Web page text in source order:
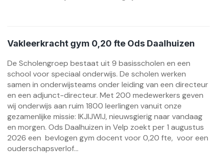
Vakleerkracht gym 0,20 fte Ods Daalhuizen
De Scholengroep bestaat uit 9 basisscholen en een
school voor speciaal onderwijs. De scholen werken
samen in onderwijsteams onder leiding van een directeur
en een adjunct-directeur. Met 200 medewerkers geven
wij onderwijs aan ruim 1800 leerlingen vanuit onze
gezamenlijke missie: IKJIJWIJ, nieuwsgierig naar vandaag
en morgen. Ods Daalhuizen in Velp zoekt per 1 augustus
2026 een bevlogen gym docent voor 0,20 fte, voor een
ouderschapsverlof...